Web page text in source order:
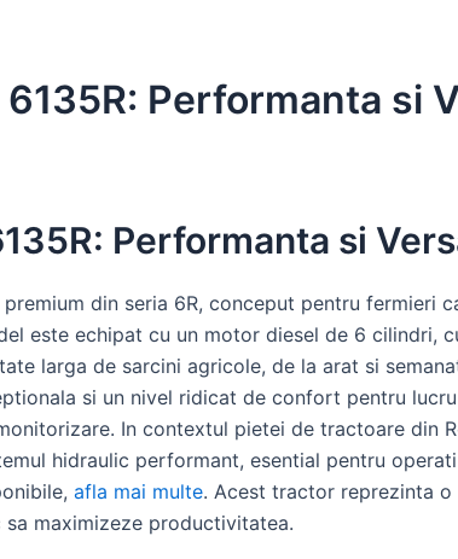
Performanta si
Performanta si
din seria 6R, conceput pentru fermieri
este echipat cu un motor diesel de 6 cilindri,
larga de sarcini agricole, de la arat si
si un nivel ridicat de confort pentru
In contextul pietei de tractoare din
hidraulic performant, esential pentru
afla mai multe. Acest tractor reprezinta
maximizeze productivitatea.